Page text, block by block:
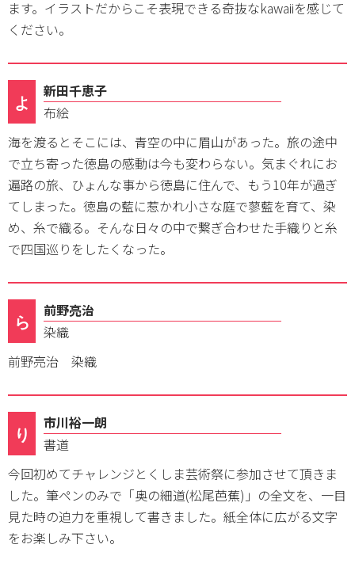
ます。イラストだからこそ表現できる奇抜なkawaiiを感じて
ください。
よ
新田千恵子
布絵
海を渡るとそこには、青空の中に眉山があった。旅の途中
で立ち寄った徳島の感動は今も変わらない。気まぐれにお
遍路の旅、ひょんな事から徳島に住んで、もう10年が過ぎ
てしまった。徳島の藍に惹かれ小さな庭で蓼藍を育て、染
め、糸で織る。そんな日々の中で繋ぎ合わせた手織りと糸
で四国巡りをしたくなった。
ら
前野亮治
染織
前野亮治 染織
り
市川裕一朗
書道
今回初めてチャレンジとくしま芸術祭に参加させて頂きま
した。筆ペンのみで「奥の細道(松尾芭蕉)」の全文を、一目
見た時の迫力を重視して書きました。紙全体に広がる文字
をお楽しみ下さい。